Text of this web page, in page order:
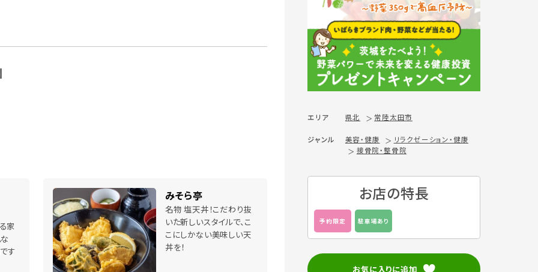
家
す
みそら亭
名物 塩天丼！こだわり抜
いた新しいスタイルで、こ
こにしかない美味しい天
丼を！
エリア 県北 常陸太田市
ジャンル 美容・健康
リラクゼーション・健康
接骨院・整骨院
お店の特長
予約限定 駐車場あり
お気に入りに追加